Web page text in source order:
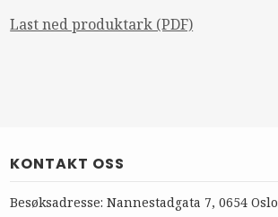
Last ned produktark (PDF)
KONTAKT OSS
Besøksadresse: Nannestadgata 7, 0654 Oslo